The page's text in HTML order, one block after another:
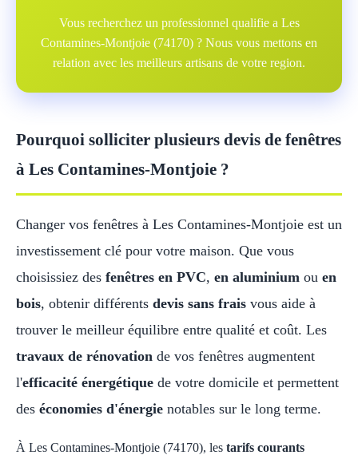
Vous recherchez un professionnel qualifie a Les
Contamines-Montjoie (74170) ? Nous vous mettons en
relation avec les meilleurs artisans de votre region.
Pourquoi solliciter plusieurs devis de fenêtres
à Les Contamines-Montjoie ?
Changer vos fenêtres à Les Contamines-Montjoie est un
investissement clé pour votre maison. Que vous
choisissiez des fenêtres en PVC, en aluminium ou en
bois, obtenir différents devis sans frais vous aide à
trouver le meilleur équilibre entre qualité et coût. Les
travaux de rénovation de vos fenêtres augmentent
l'efficacité énergétique de votre domicile et permettent
des économies d'énergie notables sur le long terme.
À Les Contamines-Montjoie (74170), les tarifs courants